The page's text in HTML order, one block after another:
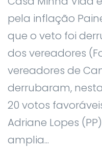
pela inflação
que o veto foi
dos vereadores
vereadores de
derrubaram,
20 votos
Adriane Lopes
amplia...